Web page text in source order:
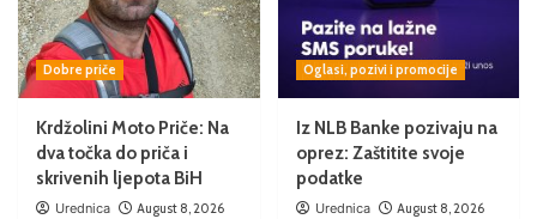
Dobre priče
Krdžolini Moto Priče: Na
dva točka do priča i
skrivenih ljepota BiH
Urednica August 8, 2026
Oglasi, pozivi i promocije
Iz NLB Banke pozivaju na
oprez: Zaštitite svoje
podatke
Urednica August 8, 2026